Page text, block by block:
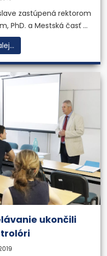
zastúpená rektorom
PhD. a Mestská časť ...
ukončili